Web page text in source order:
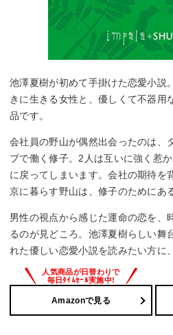
池澤夏樹が初めて手掛けた恋愛小説
きに生きる女性と、優しくて不器用
品です。
会社員の野山が偶然出会ったのは、
プで働く修子。2人は互いに強く惹
に戻ってしまいます。会社の期待を
京に暮らす野山は、修子のためにあ
男性の視点から感じた運命の恋を、
るのが見どころ。池澤夏樹らしい舞
れた優しい恋愛小説を読みたい方に
Amazonで見る